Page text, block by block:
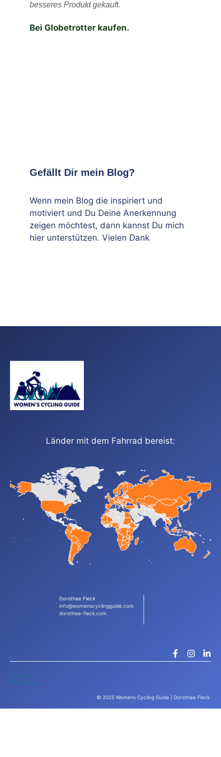
besseres Produkt gekauft.
Bei Globetrotter kaufen.
Gefällt Dir mein Blog?
Wenn mein Blog die inspiriert und
motiviert und Du Deine Anerkennung
zeigen möchtest, dann kannst Du mich
hier unterstützen. Vielen Dank
Länder mit dem Fahrrad bereist:
Dorothee Fleck
info@womenscyclingguide.com
dorothee-fleck.com
Impressum
Datenschutz
© 2025 Womens Cycling Guide | Dorothee Fleck